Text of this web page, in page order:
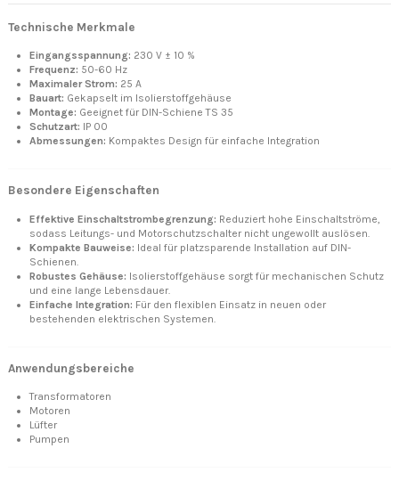
Technische Merkmale
Eingangsspannung: 230 V ± 10 %
Frequenz: 50-60 Hz
Maximaler Strom: 25 A
Bauart: Gekapselt im Isolierstoffgehäuse
Montage: Geeignet für DIN-Schiene TS 35
Schutzart: IP 00
Abmessungen: Kompaktes Design für einfache Integration
Besondere Eigenschaften
Effektive Einschaltstrombegrenzung: Reduziert hohe Einschaltströme,
sodass Leitungs- und Motorschutzschalter nicht ungewollt auslösen.
Kompakte Bauweise: Ideal für platzsparende Installation auf DIN-
Schienen.
Robustes Gehäuse: Isolierstoffgehäuse sorgt für mechanischen Schutz
und eine lange Lebensdauer.
Einfache Integration: Für den flexiblen Einsatz in neuen oder
bestehenden elektrischen Systemen.
Anwendungsbereiche
Transformatoren
Motoren
Lüfter
Pumpen